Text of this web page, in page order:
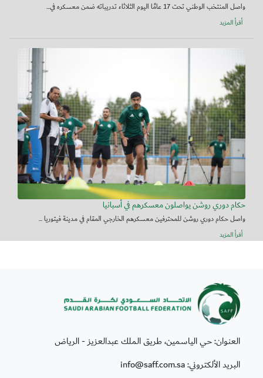
واصل المنتخب الوطني تحت 17 عامًا اليوم الثلاثاء تدريباته ضمن معسكره في...
أقرأ المزيد
حكام دوري روشن يواصلون معسكرهم في أسبانيا
واصل حكام دوري روشن للمحترفين معسكرهم الخارجي المقام في مدينة فيتوريا ...
أقرأ المزيد
العنوان: حي الياسمين، طريق الملك عبدالعزيز - الرياض
البريد الألكتروني: info@saff.com.sa